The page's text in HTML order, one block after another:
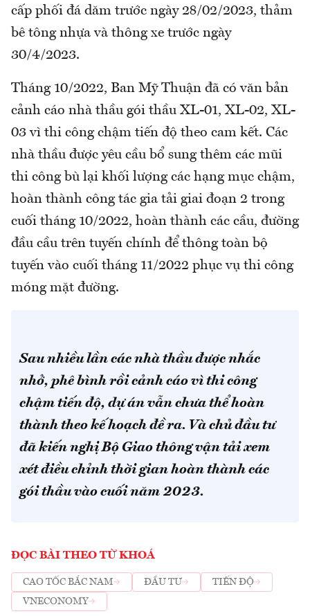
cấp phối đá dăm trước ngày 28/02/2023, thảm
bê tông nhựa và thông xe trước ngày
30/4/2023.
Tháng 10/2022, Ban Mỹ Thuận đã có văn bản
cảnh cáo nhà thầu gói thầu XL-01, XL-02, XL-
03 vì thi công chậm tiến độ theo cam kết. Các
nhà thầu được yêu cầu bổ sung thêm các mũi
thi công bù lại khối lượng các hạng mục chậm,
hoàn thành công tác gia tải giai đoạn 2 trong
cuối tháng 10/2022, hoàn thành các cầu, đường
đầu cầu trên tuyến chính để thông toàn bộ
tuyến vào cuối tháng 11/2022 phục vụ thi công
móng mặt đường.
Sau nhiều lần các nhà thầu được nhắc
nhở, phê bình rồi cảnh cáo vì thi công
chậm tiến độ, dự án vẫn chưa thể hoàn
thành theo kế hoạch đề ra. Và chủ đầu tư
đã kiến nghị Bộ Giao thông vận tải xem
xét điều chỉnh thời gian hoàn thành các
gói thầu vào cuối năm 2023.
ĐỌC BÀI THEO TỪ KHOÁ
CAO TỐC BẮC NAM ĐẦU TƯ
TIẾN ĐỘ
VNECONOMY